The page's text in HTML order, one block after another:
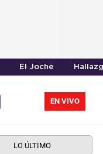
El Joche
EN VIVO
LO ÚLTIMO